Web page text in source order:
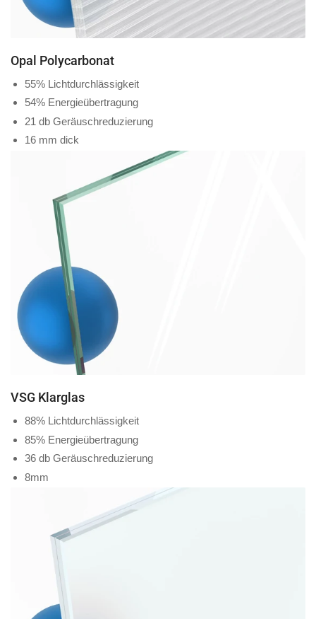
Opal Polycarbonat
55% Lichtdurchlässigkeit
54% Energieübertragung
21 db Geräuschreduzierung
16 mm dick
VSG Klarglas
88% Lichtdurchlässigkeit
85% Energieübertragung
36 db Geräuschreduzierung
8mm